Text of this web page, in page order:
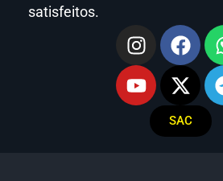
satisfeitos.
SAC